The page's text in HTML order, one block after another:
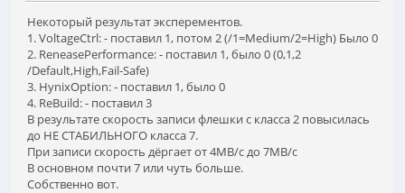
Некоторый результат эксперементов.
1. VoltageCtrl: - поставил 1, потом 2 (/1=Medium/2=High) Было 0
2. ReneasePerformance: - поставил 1, было 0 (0,1,2
/Default,High,Fail-Safe)
3. HynixOption: - поставил 1, было 0
4. ReBuild: - поставил 3
В результате скорость записи флешки с класса 2 повысилась
до НЕ СТАБИЛЬНОГО класса 7.
При записи скорость дёргает от 4МВ/с до 7МВ/с
В основном почти 7 или чуть больше.
Собственно вот.